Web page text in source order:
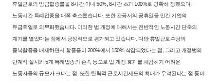
휴일근로의 임금할증률을 8시간 이내 50%, 8시간 초과 100%로 명확히 정했으며,
노동시간 특례업종을 대폭 축소했습니다. 또한 관공서의 공휴일을 민간 기업의
유급휴일로 의무화했습니다. 이러한 법 개정에 대해서는 전반적인 노동시간 단축의
계기를 열었다는 점에서 긍정적으로 평가되고 있습니다. 다만 휴일근로수당의
중복할증을 배제하면서 할증률이 200%에서 150% 삭감되었다는 점, 그리고 개정법의
단계적 실시와 5개 특례업종의 존속 등으로 법 개정 효과를 체감하기 어려운
노동자들의 규모가 크다는 점, 또한 탄력적 근로시간제도의 확대가 우려된다는 점 등이